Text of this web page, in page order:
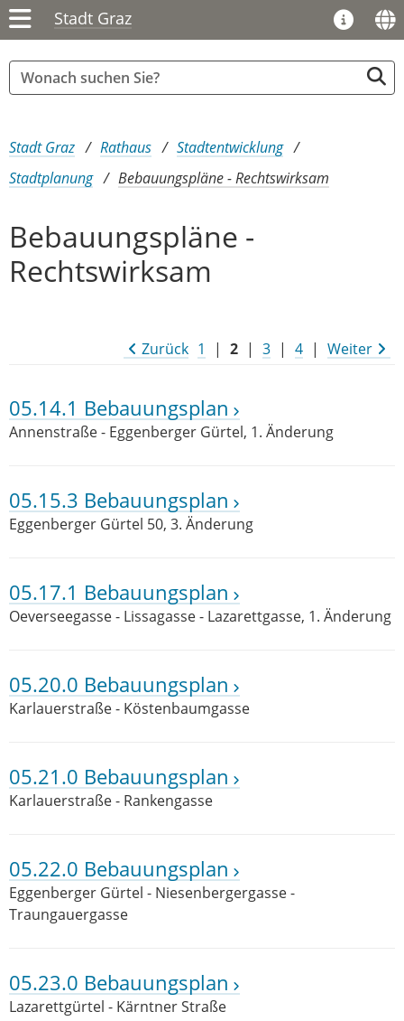
Stadt Graz
Sie sind hier:
Stadt Graz Rathaus
Stadtentwicklung
Stadtplanung
Bebauungspläne - Rechtswirksam
Bebauungspläne -
Rechtswirksam
Zurück 1 | 2 | 3 | 4 | Weiter
05.14.1 Bebauungsplan
Annenstraße - Eggenberger Gürtel, 1. Änderung
05.15.3 Bebauungsplan
Eggenberger Gürtel 50, 3. Änderung
05.17.1 Bebauungsplan
Oeverseegasse - Lissagasse - Lazarettgasse, 1. Änderung
05.20.0 Bebauungsplan
Karlauerstraße - Köstenbaumgasse
05.21.0 Bebauungsplan
Karlauerstraße - Rankengasse
05.22.0 Bebauungsplan
Eggenberger Gürtel - Niesenbergergasse -
Traungauergasse
05.23.0 Bebauungsplan
Lazarettgürtel - Kärntner Straße